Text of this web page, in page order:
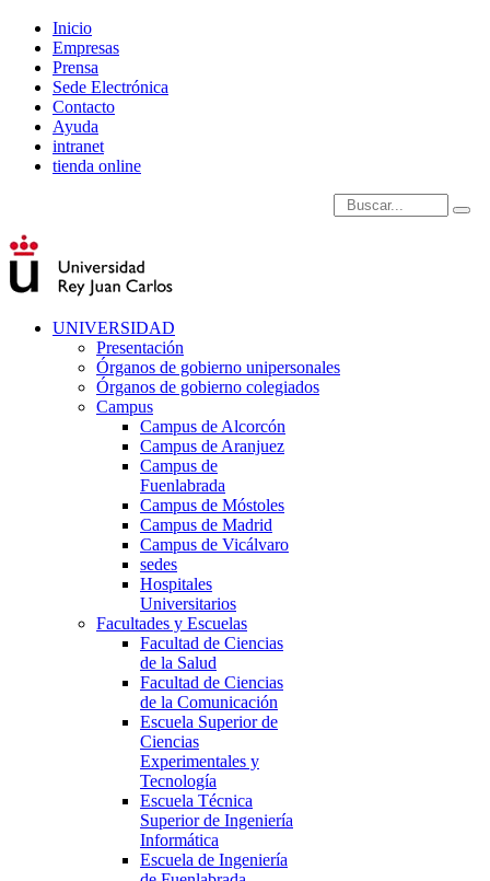
Inicio
Empresas
Prensa
Sede Electrónica
Contacto
Ayuda
intranet
tienda online
Introduce términos de
UNIVERSIDAD
Presentación
Órganos de gobierno unipersonales
Órganos de gobierno colegiados
Campus
Campus de Alcorcón
Campus de Aranjuez
Campus de
Fuenlabrada
Campus de Móstoles
Campus de Madrid
Campus de Vicálvaro
sedes
Hospitales
Universitarios
Facultades y Escuelas
Facultad de Ciencias
de la Salud
Facultad de Ciencias
de la Comunicación
Escuela Superior de
Ciencias
Experimentales y
Tecnología
Escuela Técnica
Superior de Ingeniería
Informática
Escuela de Ingeniería